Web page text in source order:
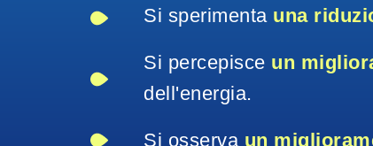
Si sperimenta una
Si percepisce un
dell'energia.
Si osserva un